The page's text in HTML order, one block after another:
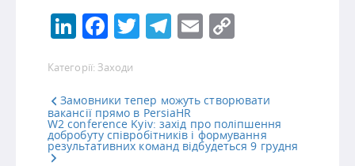
LinkedIn
Facebook
Twitter
Telegram
Email
Категорії: Заходи
Замовники тепер можуть створювати
вакансії прямо в PersiaHR
W2 conference Kyiv: захід про поліпшення
добробуту співробітників і формування
результативних команд відбудеться 9 грудня